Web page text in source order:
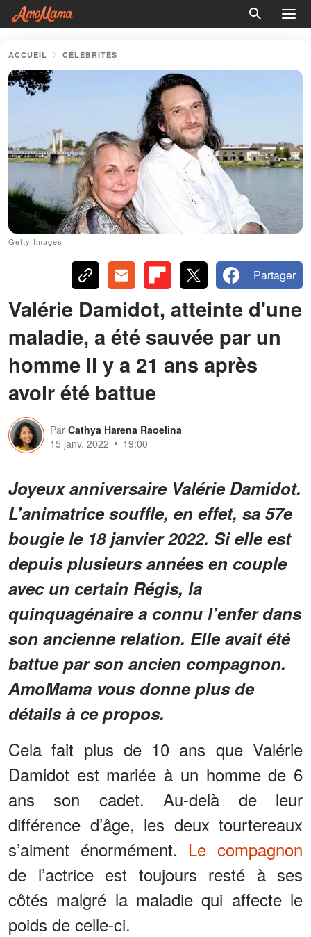
ACCUEIL CÉLÉBRITÉS
Getty Images
Partager
Valérie Damidot, atteinte d'une
maladie, a été sauvée par un
homme il y a 21 ans après
avoir été battue
Par Cathya Harena Raoelina
15 janv. 2022
19:00
Joyeux anniversaire Valérie Damidot.
L’animatrice souffle, en effet, sa 57e
bougie le 18 janvier 2022. Si elle est
depuis plusieurs années en couple
avec un certain Régis, la
quinquagénaire a connu l’enfer dans
son ancienne relation. Elle avait été
battue par son ancien compagnon.
AmoMama vous donne plus de
détails à ce propos.
Cela fait plus de 10 ans que Valérie
Damidot est mariée à un homme de 6
ans son cadet. Au-delà de leur
différence d’âge, les deux tourtereaux
s’aiment énormément. Le compagnon
de l’actrice est toujours resté à ses
côtés malgré la maladie qui affecte le
poids de celle-ci.